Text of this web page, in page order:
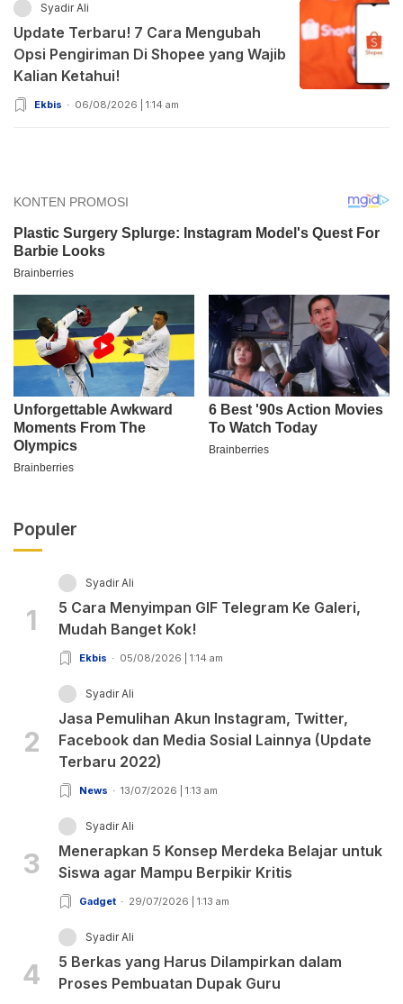
Syadir Ali
Update Terbaru! 7 Cara Mengubah
Opsi Pengiriman Di Shopee yang Wajib
Kalian Ketahui!
Ekbis 06/08/2026 | 1:14 am
Populer
1
Syadir Ali
5 Cara Menyimpan GIF Telegram Ke Galeri,
Mudah Banget Kok!
Ekbis 05/08/2026 | 1:14 am
2
Syadir Ali
Jasa Pemulihan Akun Instagram, Twitter,
Facebook dan Media Sosial Lainnya (Update
Terbaru 2022)
News 13/07/2026 | 1:13 am
3
Syadir Ali
Menerapkan 5 Konsep Merdeka Belajar untuk
Siswa agar Mampu Berpikir Kritis
Gadget 29/07/2026 | 1:13 am
4
Syadir Ali
5 Berkas yang Harus Dilampirkan dalam
Proses Pembuatan Dupak Guru